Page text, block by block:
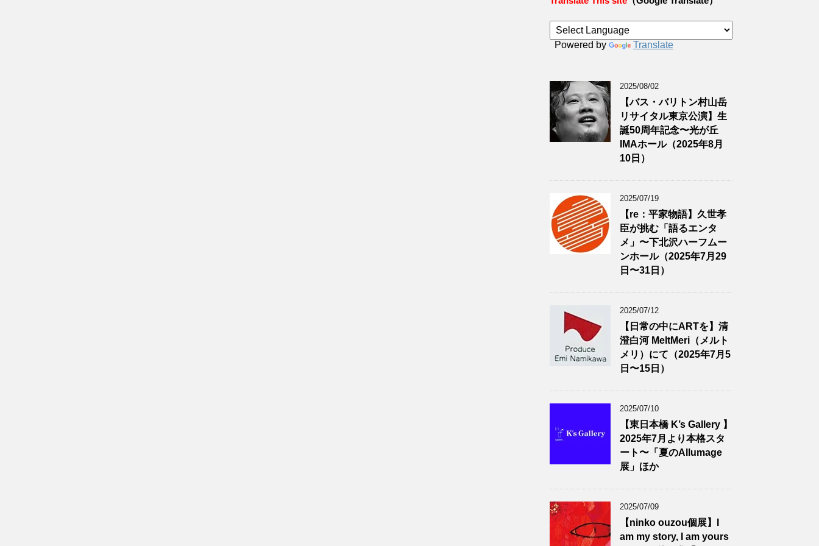
Powered by Translate
2025/08/02
【バス・バリトン村山岳
リサイタル東京公演】生
誕50周年記念〜光が丘
IMAホール（2025年8月
10日）
2025/07/19
【re：平家物語】久世孝
臣が挑む「語るエンタ
メ」〜下北沢ハーフムー
ンホール（2025年7月29
日〜31日）
2025/07/12
【日常の中にARTを】清
澄白河 MeltMeri（メルト
メリ）にて（2025年7月5
日〜15日）
2025/07/10
【東日本橋 K’s Gallery 】
2025年7月より本格スタ
ート〜「夏のAllumage
展」ほか
2025/07/09
【ninko ouzou個展】I
am my story, I am yours